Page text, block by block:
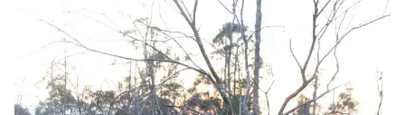
Video Magazine
Sản phẩm khác